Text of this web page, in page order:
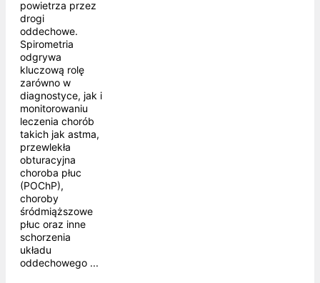
powietrza przez
drogi
oddechowe.
Spirometria
odgrywa
kluczową rolę
zarówno w
diagnostyce, jak i
monitorowaniu
leczenia chorób
takich jak astma,
przewlekła
obturacyjna
choroba płuc
(POChP),
choroby
śródmiąższowe
płuc oraz inne
schorzenia
układu
oddechowego ...